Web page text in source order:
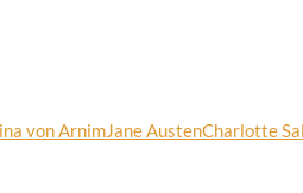
von ArnimJane AustenCharlotte